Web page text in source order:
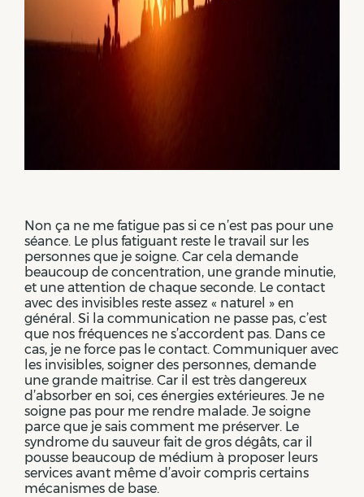
Non ça ne me fatigue pas si ce n’est pas pour une
séance. Le plus fatiguant reste le travail sur les
personnes que je soigne. Car cela demande
beaucoup de concentration, une grande minutie,
et une attention de chaque seconde. Le contact
avec des invisibles reste assez « naturel » en
général. Si la communication ne passe pas, c’est
que nos fréquences ne s’accordent pas. Dans ce
cas, je ne force pas le contact. Communiquer avec
les invisibles, soigner des personnes, demande
une grande maitrise. Car il est très dangereux
d’absorber en soi, ces énergies extérieures. Je ne
soigne pas pour me rendre malade. Je soigne
parce que je sais comment me préserver. Le
syndrome du sauveur fait de gros dégâts, car il
pousse beaucoup de médium à proposer leurs
services avant même d’avoir compris certains
mécanismes de base.